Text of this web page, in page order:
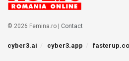
© 2026 Femina.ro | Contact
cyber3.ai cyber3.app